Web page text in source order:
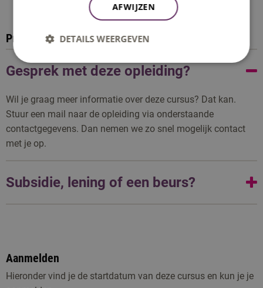
Praktische info
Gesprek met deze opleiding?
Wil je graag meer informatie over deze cursus? Dat kan.
Stuur een mail naar de opleiding via onderstaande
contactgegevens. Dan nemen we zo snel mogelijk contact
met je op.
Subsidie, lening of een beurs?
Aanmelden
Hieronder vind je de startdatum van deze cursus en kun je je
AFWIJZEN
DETAILS WEERGEVEN